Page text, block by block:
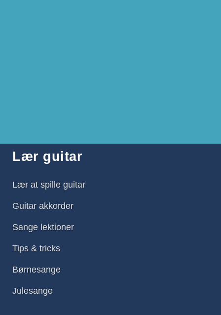
Lær guitar
Lær at spille guitar
Guitar akkorder
Sange lektioner
Tips & tricks
Børnesange
Julesange